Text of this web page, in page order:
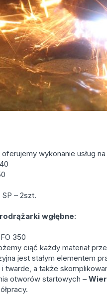
wykonanie usług
– 2szt.
wgłębne:
350
ciąć każdy materiał
jest stałym elementem
twarde, a także
otworów startowych –